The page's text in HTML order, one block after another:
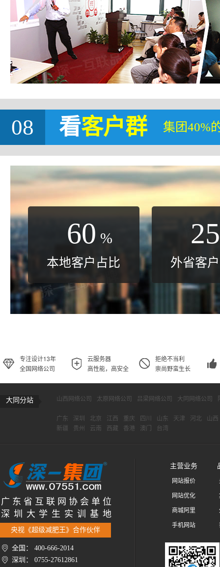
08 看客户群 集团40%
60 %
本地客户占比
25
外省客
专注设计13年
全国网络公司
云服务器
高性能，高安全
拒绝不当利
崇尚野蛮生长
大同分站 山西网络公司 太原网络公司 吕梁网络公司 大同网络公司
广东 深圳 北京 江西 重庆 四川 山东 天津 河北
山西
新疆
贵州 云南 西藏 香港 澳门 台湾
广 东 省 互 联 网 协 会 单 位
深 圳 大 学 生 实 训 基 地
央视《超级减肥王》合作伙伴
全国： 400-666-2014
深圳： 0755-27612861
主营业务
网站报价
网站优化
商城阿里
手机网站